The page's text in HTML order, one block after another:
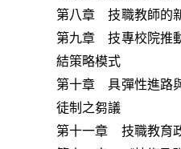
第八章 技職教師的
第九章 技專校院推
結策略模式
第十章 具彈性進路
徒制之芻議
第十一章 技職教育